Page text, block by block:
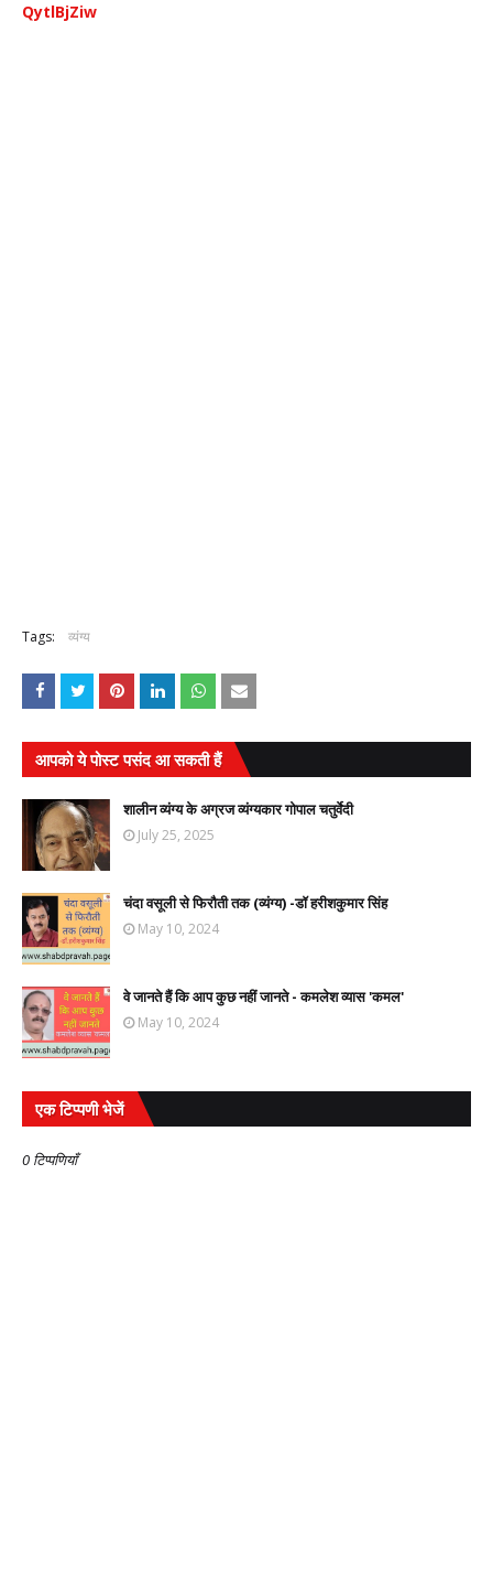
QytlBjZiw
Tags: व्यंग्य
आपको ये पोस्ट पसंद आ सकती हैं
शालीन व्यंग्य के अग्रज व्यंग्यकार गोपाल चतुर्वेदी
July 25, 2025
चंदा वसूली से फिरौती तक (व्यंग्य) -डॉ हरीशकुमार सिंह
May 10, 2024
वे जानते हैं कि आप कुछ नहीं जानते - कमलेश व्यास 'कमल'
May 10, 2024
एक टिप्पणी भेजें
0 टिप्पणियाँ